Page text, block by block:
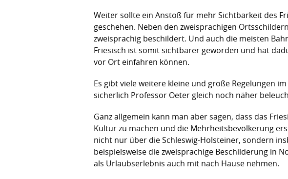
Weiter sollte ein Anstoß für mehr Sichtbarkeit des
geschehen. Neben den zweisprachigen
zweisprachig beschildert. Und auch die meisten
Friesisch ist somit sichtbarer geworden und hat
vor Ort einfahren können.
Es gibt viele weitere kleine und große Regelungen
sicherlich Professor Oeter gleich noch näher
Ganz allgemein kann man aber sagen, dass das
Kultur zu machen und die Mehrheitsbevölkerung
nicht nur über die Schleswig-Holsteiner, sondern
beispielsweise die zweisprachige Beschilderung in
als Urlaubserlebnis auch mit nach Hause nehmen.